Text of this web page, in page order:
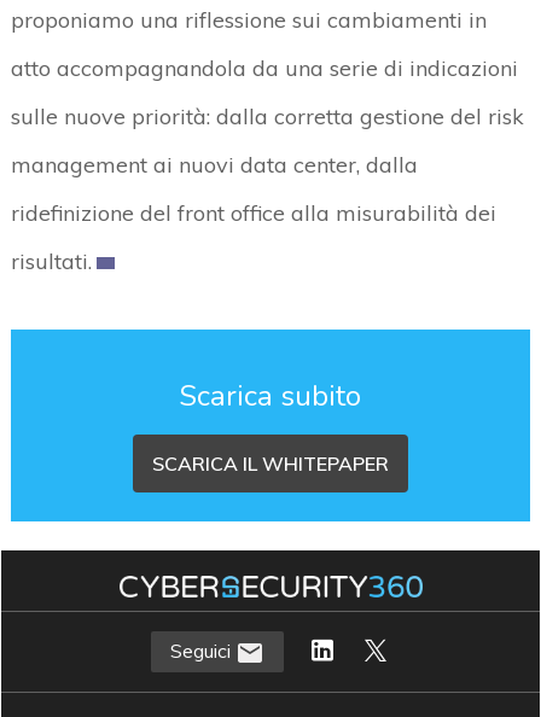
proponiamo una riflessione sui cambiamenti in
atto accompagnandola da una serie di indicazioni
sulle nuove priorità: dalla corretta gestione del risk
management ai nuovi data center, dalla
ridefinizione del front office alla misurabilità dei
risultati.
Scarica subito
SCARICA IL WHITEPAPER
Seguici